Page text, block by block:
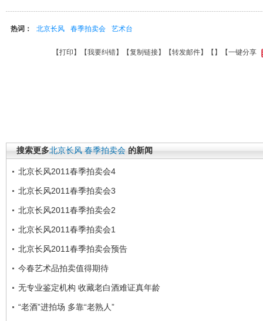
热词： 北京长风 春季拍卖会 艺术台
【打印 】【我要纠错】【复制链接】【转发邮件】【 】 【一键分享
搜索更多北京长风 春季拍卖会 的新闻
北京长风2011春季拍卖会4
北京长风2011春季拍卖会3
北京长风2011春季拍卖会2
北京长风2011春季拍卖会1
北京长风2011春季拍卖会预告
今春艺术品拍卖值得期待
无专业鉴定机构 收藏老白酒难证真年龄
“老酒”进拍场 多靠“老熟人”